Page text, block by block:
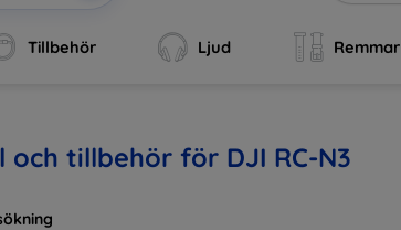
Tillbehör Ljud Remmar
och tillbehör för DJI RC-N3